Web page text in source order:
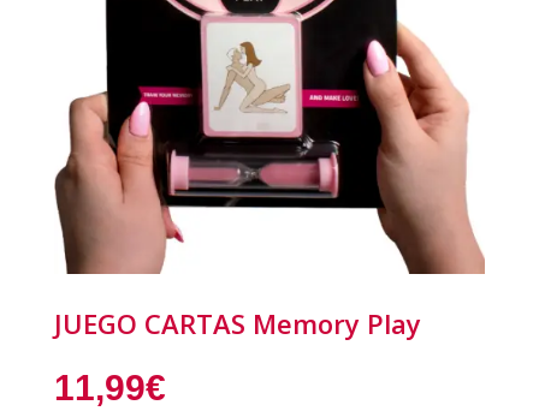
JUEGO CARTAS Memory Play
11,99€